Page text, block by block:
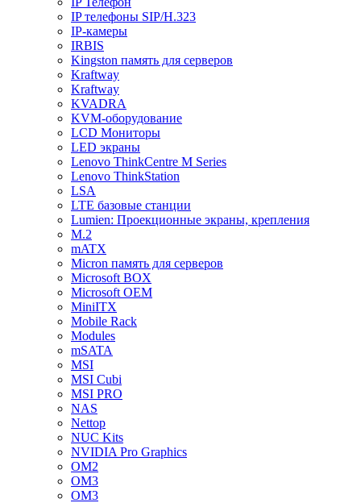
IP телефоны SIP/H.323
IP-камеры
IRBIS
Kingston память для серверов
Kraftway
Kraftway
KVADRA
KVM-оборудование
LCD Мониторы
LED экраны
Lenovo ThinkCentre M Series
Lenovo ThinkStation
LSA
LTE базовые станции
Lumien: Проекционные экраны, крепления
M.2
mATX
Micron память для серверов
Microsoft BOX
Microsoft OEM
MiniITX
Mobile Rack
Modules
mSATA
MSI
MSI Cubi
MSI PRO
NAS
Nettop
NUC Kits
NVIDIA Pro Graphics
OM2
OM3
OM3